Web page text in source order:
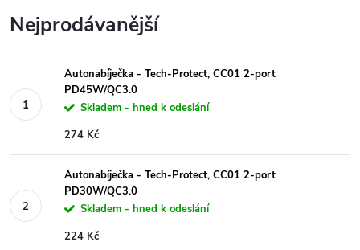
Nejprodávanější
Autonabíječka - Tech-Protect, CC01 2-port
PD45W/QC3.0
Skladem - hned k odeslání
274 Kč
Autonabíječka - Tech-Protect, CC01 2-port
PD30W/QC3.0
Skladem - hned k odeslání
224 Kč